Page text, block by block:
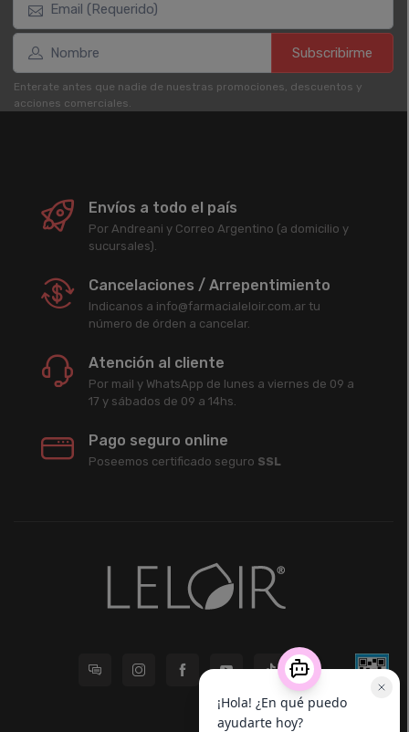
Subscribirme
Enterate antes que nadie de nuestras promociones, descuentos y
acciones comerciales.
Envíos a todo el país
Por Andreani y Correo Argentino (a domicilio y
sucursales).
Cancelaciones / Arrepentimiento
Indicanos a info@farmacialeloir.com.ar tu
número de órden a cancelar.
Atención al cliente
Por mail y WhatsApp de lunes a viernes de 09 a
17 y sábados de 09 a 14hs.
Pago seguro online
Poseemos certificado seguro SSL